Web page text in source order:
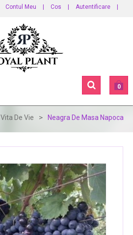
Contul Meu Cos Autentificare
0
Vita De Vie > Neagra De Masa Napoca